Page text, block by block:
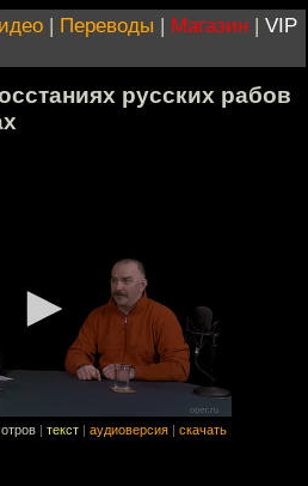
| Переводы | Магазин | VIP
русских рабов
текст аудиоверсия скачать